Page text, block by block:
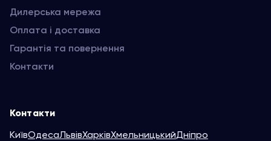
Дилерська мережа
Оплата і доставка
Гарантія та повернення
Контакти
Контакти
КиївОдесаЛьвівХарківХмельницькийДніпро